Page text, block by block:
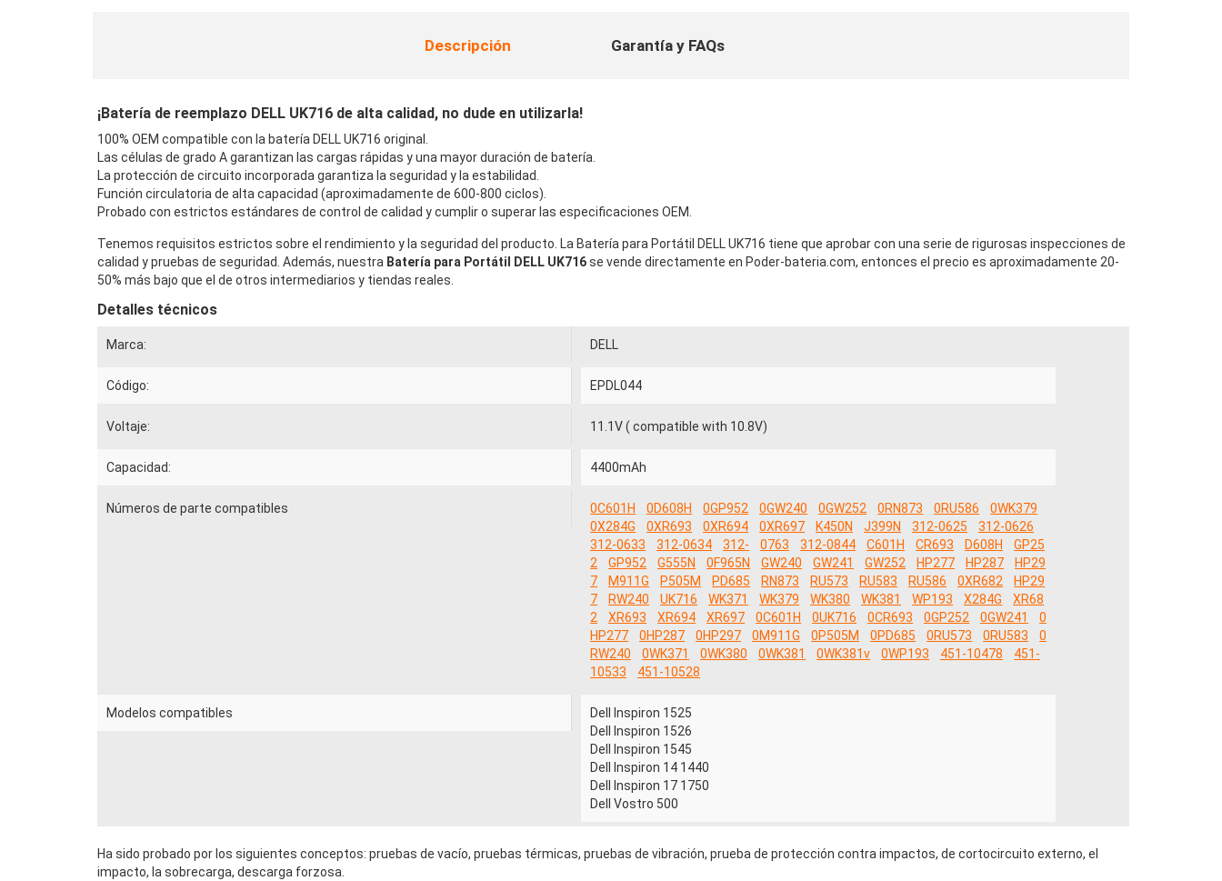
Descripción Garantía y FAQs
¡Batería de reemplazo DELL UK716 de alta calidad, no dude en utilizarla!
100% OEM compatible con la batería DELL UK716 original.
Las células de grado A garantizan las cargas rápidas y una mayor duración de batería.
La protección de circuito incorporada garantiza la seguridad y la estabilidad.
Función circulatoria de alta capacidad (aproximadamente de 600-800 ciclos).
Probado con estrictos estándares de control de calidad y cumplir o superar las especificaciones OEM.
Tenemos requisitos estrictos sobre el rendimiento y la seguridad del producto. La Batería para Portátil DELL UK716 tiene que aprobar con una serie de rigurosas inspecciones de
calidad y pruebas de seguridad. Además, nuestra Batería para Portátil DELL UK716se vende directamente en Poder-bateria.com, entonces el precio es aproximadamente 20-
50% más bajo que el de otros intermediarios y tiendas reales.
Detalles técnicos
Marca: DELL
Código: EPDL044
Voltaje: 11.1V ( compatible with 10.8V)
Capacidad: 4400mAh
Números de parte compatibles 0C601H 0D608H 0GP952 0GW240 0GW252 0RN873 0RU586
0WK379
0X284G
0XR693 0XR694 0XR697 K450N J399N 312-0625
312-0626
312-0633
312-0634 312- 0763 312-0844 C601H CR693 D608H
GP25
2
GP952 G555N 0F965N GW240 GW241 GW252 HP277 HP287
HP29
7
M911G P505M PD685 RN873 RU573 RU583 RU586 0XR682
HP29
7
RW240 UK716 WK371 WK379 WK380 WK381 WP193 X284G
XR68
2
XR693 XR694 XR697 0C601H 0UK716 0CR693 0GP252 0GW241
0
HP277
0HP287 0HP297 0M911G 0P505M 0PD685 0RU573 0RU583
0
RW240
0WK371 0WK380 0WK381 0WK381v 0WP193 451-10478
451-
10533
451-10528
Modelos compatibles
Dell Inspiron 1525
Dell Inspiron 1526
Dell Inspiron 1545
Dell Inspiron 14 1440
Dell Inspiron 17 1750
Dell Vostro 500
Ha sido probado por los siguientes conceptos: pruebas de vacío, pruebas térmicas, pruebas de vibración, prueba de protección contra impactos, de cortocircuito externo, el
impacto, la sobrecarga, descarga forzosa.